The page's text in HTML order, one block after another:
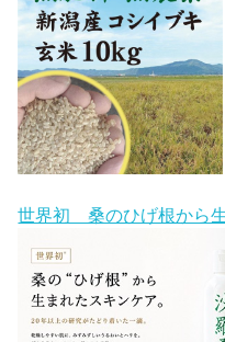
世界初 桑のひげ根から